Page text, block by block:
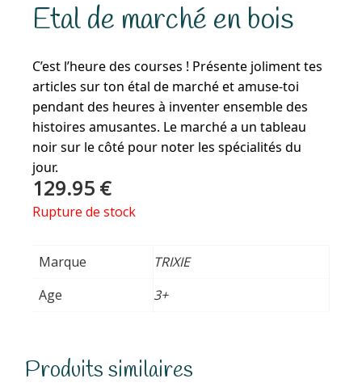
Etal de marché en bois
C’est l’heure des courses ! Présente joliment tes
articles sur ton étal de marché et amuse-toi
pendant des heures à inventer ensemble des
histoires amusantes. Le marché a un tableau
noir sur le côté pour noter les spécialités du
jour.
129.95 €
Rupture de stock
Marque
TRIXIE
Age
3+
Produits similaires